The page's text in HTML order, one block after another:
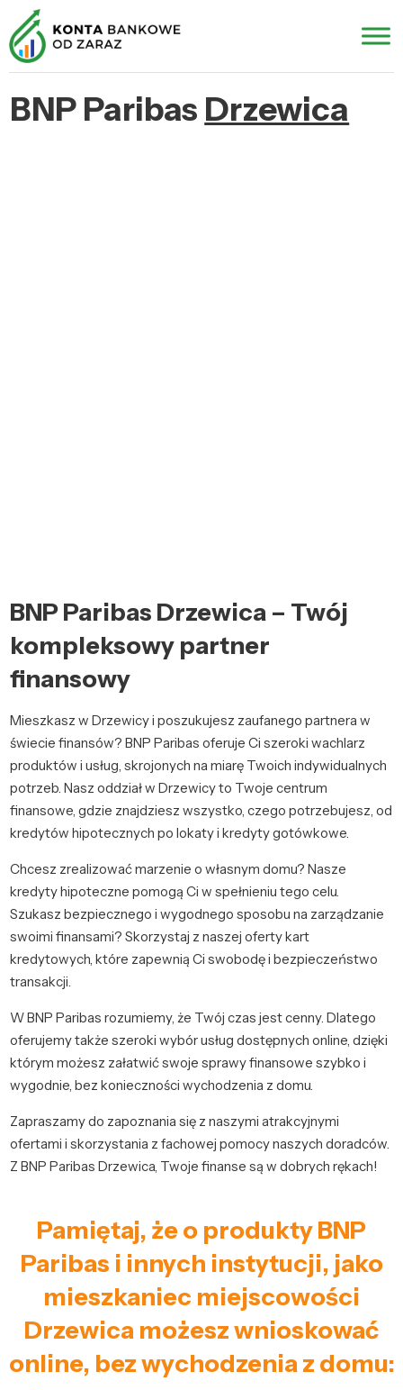
BNP Paribas Drzewica
BNP Paribas Drzewica – Twój
kompleksowy partner
finansowy
Mieszkasz w Drzewicy i poszukujesz zaufanego partnera w
świecie finansów? BNP Paribas oferuje Ci szeroki wachlarz
produktów i usług, skrojonych na miarę Twoich indywidualnych
potrzeb. Nasz oddział w Drzewicy to Twoje centrum
finansowe, gdzie znajdziesz wszystko, czego potrzebujesz, od
kredytów hipotecznych po lokaty i kredyty gotówkowe.
Chcesz zrealizować marzenie o własnym domu? Nasze
kredyty hipoteczne pomogą Ci w spełnieniu tego celu.
Szukasz bezpiecznego i wygodnego sposobu na zarządzanie
swoimi finansami? Skorzystaj z naszej oferty kart
kredytowych, które zapewnią Ci swobodę i bezpieczeństwo
transakcji.
W BNP Paribas rozumiemy, że Twój czas jest cenny. Dlatego
oferujemy także szeroki wybór usług dostępnych online, dzięki
którym możesz załatwić swoje sprawy finansowe szybko i
wygodnie, bez konieczności wychodzenia z domu.
Zapraszamy do zapoznania się z naszymi atrakcyjnymi
ofertami i skorzystania z fachowej pomocy naszych doradców.
Z BNP Paribas Drzewica, Twoje finanse są w dobrych rękach!
Pamiętaj, że o produkty BNP
Paribas i innych instytucji, jako
mieszkaniec miejscowości
Drzewica możesz wnioskować
online, bez wychodzenia z domu: